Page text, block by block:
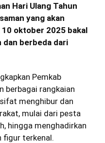
Hari Ulang Tahun
yang akan
oktober 2025 bakal
dan berbeda dari
Pemkab
berbagai rangkaian
menghibur dan
mulai dari pesta
hingga menghadirkan
terkenal.